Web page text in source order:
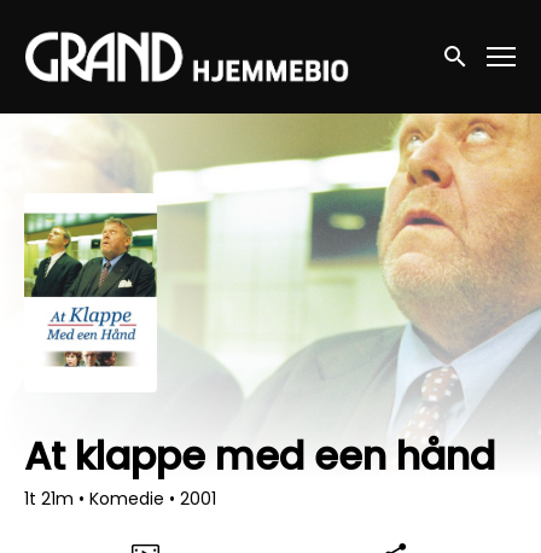
Accessibility Links
Søg nu
At klappe med een hånd
1t 21m • Komedie • 2001